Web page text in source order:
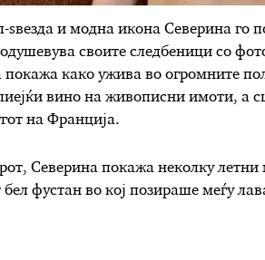
ѕвезда и модна икона Северина го
своите следбеници со
како ужива во огромните
вино на живописни имоти, а
на Франција.
Северина покажа неколку
бел фустан во кој позираше меѓу